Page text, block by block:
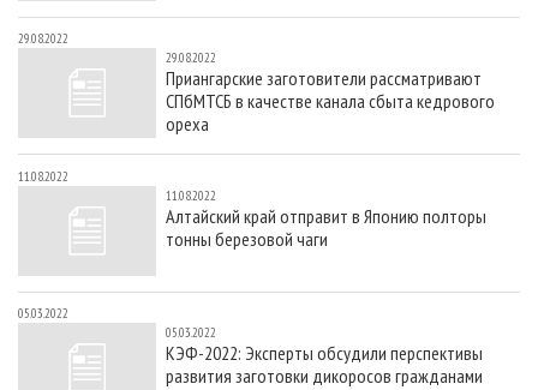
29.08.2022
29.08.2022
Приангарские заготовители рассматривают
СПбМТСБ в качестве канала сбыта кедрового
ореха
11.08.2022
11.08.2022
Алтайский край отправит в Японию полторы
тонны березовой чаги
05.03.2022
05.03.2022
КЭФ-2022: Эксперты обсудили перспективы
развития заготовки дикоросов гражданами